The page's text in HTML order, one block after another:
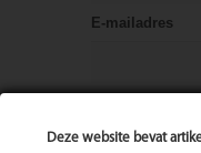
Deze website bevat
E-mailadres